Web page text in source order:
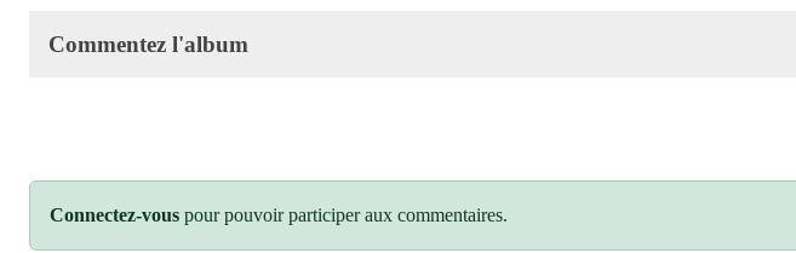
Commentez l'album
Connectez-vous pour pouvoir participer aux commentaires.